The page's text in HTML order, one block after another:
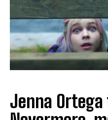
Jenna